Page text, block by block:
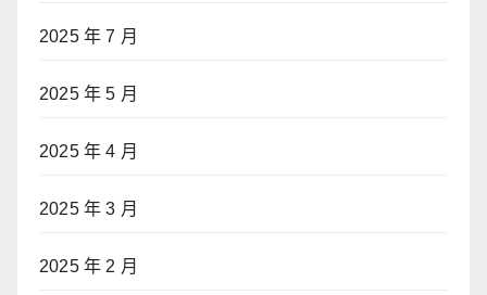
2025 年 7 月
2025 年 5 月
2025 年 4 月
2025 年 3 月
2025 年 2 月